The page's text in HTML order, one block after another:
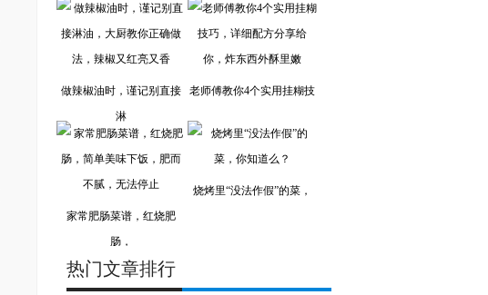
做辣椒油时，谨记别直接
淋
老师傅教你4个实用挂糊技
家常肥肠菜谱，红烧肥
肠，
烧烤里“没法作假”的菜，
热门文章排行